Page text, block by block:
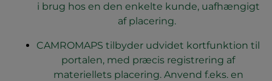
i brug hos en den enkelte kunde, uafhængigt
af placering.
CAMROMAPS tilbyder udvidet kortfunktion til
portalen, med præcis registrering af
materiellets placering. Anvend f.eks. en